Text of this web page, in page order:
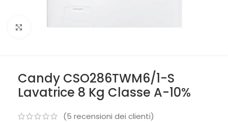
Clicca per ingrandire
Candy CSO286TWM6/1-S
Lavatrice 8 Kg Classe A-10%
(5 recensioni dei clienti)